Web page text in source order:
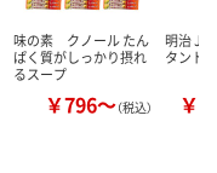
味の素 クノール たん
ぱく質がしっかり摂れ
るスープ
￥796～（税込）
明治
タント
￥